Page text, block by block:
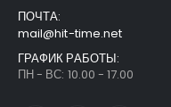
ПОЧТА:
mail@hit-time.net
ГРАФИК РАБОТЫ:
ПН - ВС: 10.00 - 17.00